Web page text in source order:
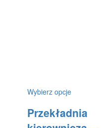
Wybierz opcjeTen
ma
Przekładnia